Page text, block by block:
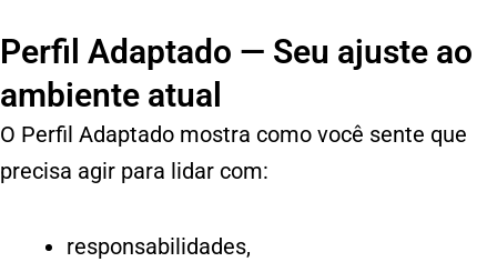
Perfil Adaptado — Seu ajuste ao
ambiente atual
O Perfil Adaptado mostra como você sente que
precisa agir para lidar com:
responsabilidades,